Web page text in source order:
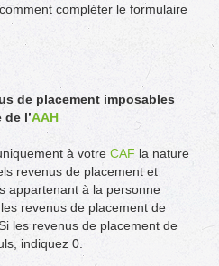
compléter le formulaire
de placement imposables
l’AAH
à votre CAF la nature
revenus de placement et
appartenant à la personne
revenus de placement de
les revenus de placement de
indiquez 0.